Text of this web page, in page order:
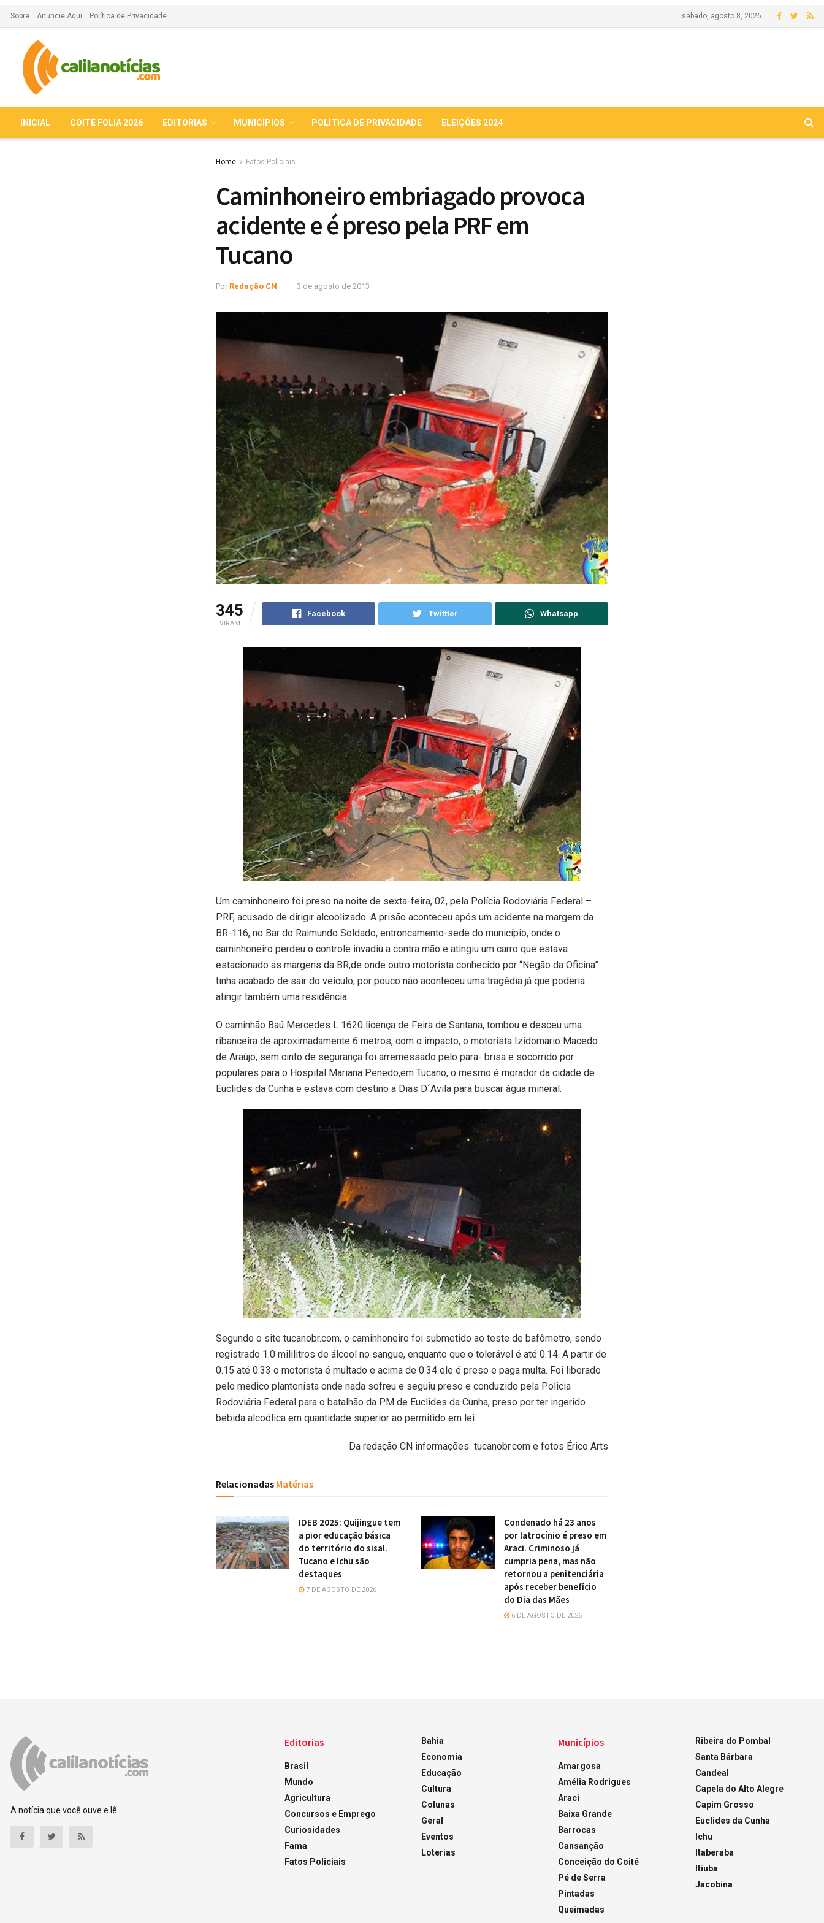
Sobre Anuncie Aqui Política de Privacidade sábado, agosto 8, 2026
INICIAL COITÉ FOLIA 2026 EDITORIAS MUNICÍPIOS POLÍTICA DE PRIVACIDADE ELEIÇÕES 2024
Home Fatos Policiais
Caminhoneiro embriagado provoca
acidente e é preso pela PRF em
Tucano
Por Redação CN 3 de agosto de 2013
345
VIRAM
Facebook Twittter Whatsapp
Um caminhoneiro foi preso na noite de sexta-feira, 02, pela Polícia Rodoviária Federal –
PRF, acusado de dirigir alcoolizado. A prisão aconteceu após um acidente na margem da
BR-116, no Bar do Raimundo Soldado, entroncamento-sede do município, onde o
caminhoneiro perdeu o controle invadiu a contra mão e atingiu um carro que estava
estacionado as margens da BR,de onde outro motorista conhecido por “Negão da Oficina”
tinha acabado de sair do veículo, por pouco não aconteceu uma tragédia já que poderia
atingir também uma residência.
O caminhão Baú Mercedes L 1620 licença de Feira de Santana, tombou e desceu uma
ribanceira de aproximadamente 6 metros, com o impacto, o motorista Izidomario Macedo
de Araújo, sem cinto de segurança foi arremessado pelo para- brisa e socorrido por
populares para o Hospital Mariana Penedo,em Tucano, o mesmo é morador da cidade de
Euclides da Cunha e estava com destino a Dias D´Avila para buscar água mineral.
Segundo o site tucanobr.com, o caminhoneiro foi submetido ao teste de bafômetro, sendo
registrado 1.0 mililitros de álcool no sangue, enquanto que o tolerável é até 0.14. A partir de
0.15 até 0.33 o motorista é multado e acima de 0.34 ele é preso e paga multa. Foi liberado
pelo medico plantonista onde nada sofreu e seguiu preso e conduzido pela Policia
Rodoviária Federal para o batalhão da PM de Euclides da Cunha, preso por ter ingerido
bebida alcoólica em quantidade superior ao permitido em lei.
Da redação CN informações tucanobr.com e fotos Érico Arts
Relacionadas Matérias
IDEB 2025: Quijingue tem
a pior educação básica
do território do sisal.
Tucano e Ichu são
destaques
7 DE AGOSTO DE 2026
Condenado há 23 anos
por latrocínio é preso em
Araci. Criminoso já
cumpria pena, mas não
retornou a penitenciária
após receber benefício
do Dia das Mães
6 DE AGOSTO DE 2026
A notícia que você ouve e lê.
Editorias
Brasil
Mundo
Agricultura
Concursos e Emprego
Curiosidades
Fama
Fatos Policiais
Bahia
Economia
Educação
Cultura
Colunas
Geral
Eventos
Loterias
Municípios
Amargosa
Amélia Rodrigues
Araci
Baixa Grande
Barrocas
Cansanção
Conceição do Coité
Pé de Serra
Pintadas
Queimadas
Ribeira do Pombal
Santa Bárbara
Candeal
Capela do Alto Alegre
Capim Grosso
Euclides da Cunha
Ichu
Itaberaba
Itiuba
Jacobina